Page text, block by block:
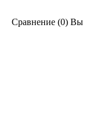
Сравнение (0) Вы